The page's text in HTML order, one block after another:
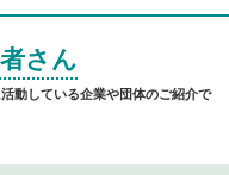
さん
動している企業や団体のご紹介で